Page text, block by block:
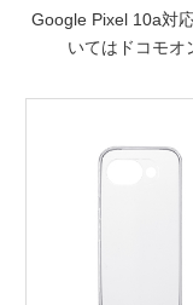
Google Pixel 10a対
いてはドコモオ